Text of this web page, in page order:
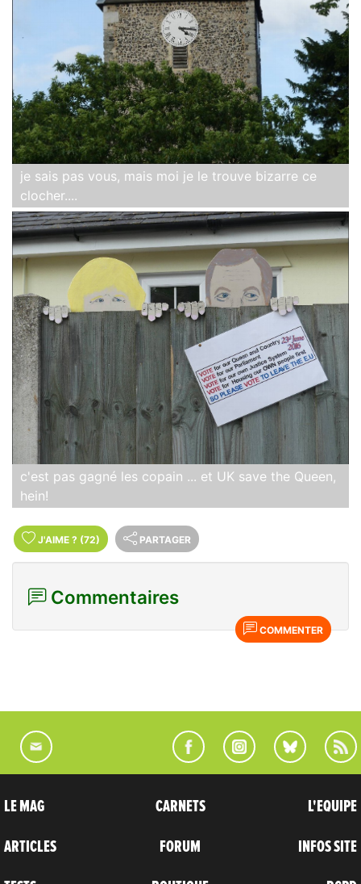
je sais pas vous, mais moi je le trouve bizarre ce
clocher....
c'est pas gagné les copain ... et UK save the Queen,
hein!
J'AIME ? (72) PARTAGER
Commentaires
COMMENTER
LE MAG
ARTICLES
CARNETS
FORUM
L'EQUIPE
INFOS SITE